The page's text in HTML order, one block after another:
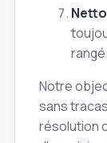
rangé.
Notre
sans
résolution